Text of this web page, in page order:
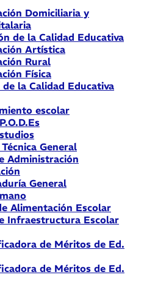
Domiciliaria y
de la Calidad Educativa
Artística
Rural
Física
de la Calidad Educativa
escolar
General
Administración
General
Alimentación Escolar
Infraestructura Escolar
de Méritos de Ed.
de Méritos de Ed.